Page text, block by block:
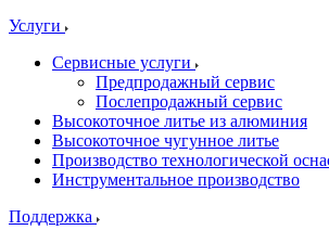
Услуги
Сервисные услуги
Предпродажный сервис
Послепродажный сервис
Высокоточное литье из алюминия
Высокоточное чугунное литье
Производство технологической
Инструментальное производство
Поддержка